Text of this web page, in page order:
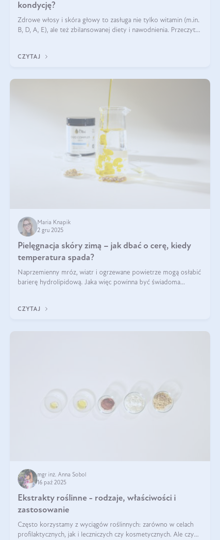
kondycję?
Zdrowe włosy i skóra głowy to zasługa nie tylko witamin (m.in.
B, D, A, E), ale też zbilansowanej diety i nawodnienia. Przeczytaj
CZYTAJ
Maria Knapik
2 gru 2025
Pielęgnacja skóry zimą – jak dbać o cerę, kiedy
temperatura spada?
Naprzemienny mróz, wiatr i ogrzewane powietrze mogą osłabić
barierę hydrolipidową. Jaka więc powinna być świadoma
CZYTAJ
mgr inż. Anna Sobol
16 paź 2025
Ekstrakty roślinne - rodzaje, właściwości i
zastosowanie
Często korzystamy z wyciągów roślinnych: zarówno w celach
profilaktycznych, jak i leczniczych czy kosmetycznych. Ale czy